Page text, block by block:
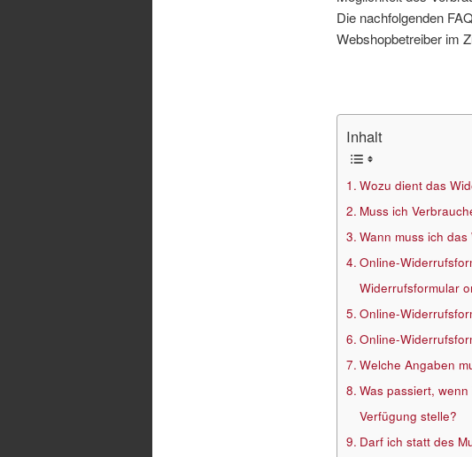
Die nachfolgenden
Webshopbetreiber im
Inhalt
Wozu dient das
Muss ich
Wann muss ich
Online-
Widerrufsformular
Online-
Online-
Welche Angaben
Was passiert,
Verfügung stelle?
Darf ich statt des